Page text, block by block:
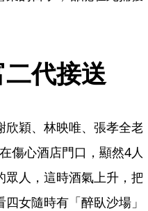
代接送
穎、林映唯、張孝全老
傷心酒店門口，顯然4人
人，這時酒氣上升，把
四女隨時有「醉臥沙場」